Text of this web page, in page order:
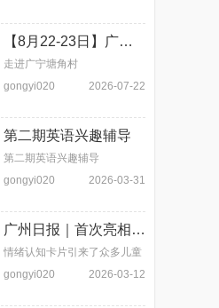
【8月22-23日】广宁关爱留守儿童公益活动招募
走进广宁塘角村
gongyi020
2026-07-22
第二期英语兴趣辅导
第二期英语兴趣辅导
gongyi020
2026-03-31
广州日报｜首次亮相慈善展会，这套儿童情绪卡片火了！
情绪认知卡片引来了众多儿童
和家长的关注
gongyi020 2026-03-12